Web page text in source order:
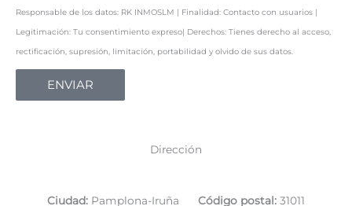
de
Privacidad
Responsable de los datos: RK INMOSLM | Finalidad: Contacto con usuarios |
Legitimación: Tu consentimiento expreso| Derechos: Tienes derecho al acceso,
rectificación, supresión, limitación, portabilidad y olvido de sus datos.
ENVIAR
Dirección
Ciudad: Pamplona-Iruña Código postal: 31011